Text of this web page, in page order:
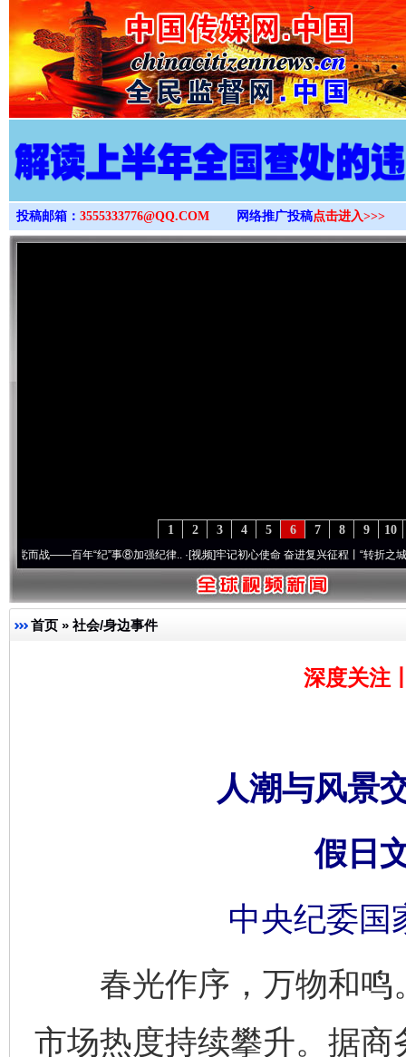
>
投稿邮箱： 3555333776@QQ.COM 网络推广投稿点击进入>>>
10
9
8
7
6
5
4
3
2
1
百年“纪”事⑧加强纪律..·[视频]牢记初心使命 奋进复兴征程丨“转折之城”激荡..·[
首页 » 社会/身边事件
深度关注
人潮与风景
假日
中央纪委国
春光作序，万物和鸣
市场热度持续攀升。据